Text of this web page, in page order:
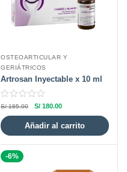
OSTEOARTICULAR Y
GERIÁTRICOS
Artrosan Inyectable x 10 ml
S/185.00 S/ 180.00
Añadir al carrito
-6%